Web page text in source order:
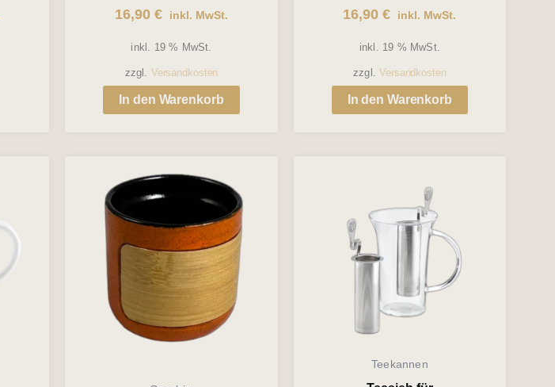
16,90 € inkl. MwSt.
inkl. 19 % MwSt.
zzgl. Versandkosten
In den Warenkorb
16,90€ inkl. MwSt.
inkl. 19 % MwSt.
zzgl.Versandkosten
In den Warenkorb
Teekannen